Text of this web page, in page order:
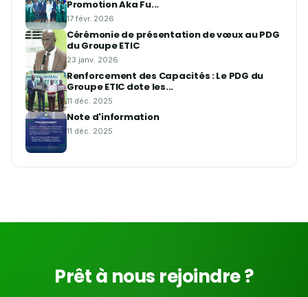
Promotion Aka Fu...
17 févr. 2026
Cérémonie de présentation de vœux au PDG
du Groupe ETIC
23 janv. 2026
Renforcement des Capacités : Le PDG du
Groupe ETIC dote les...
11 déc. 2025
Note d'information
11 déc. 2025
Prêt à nous rejoindre ?